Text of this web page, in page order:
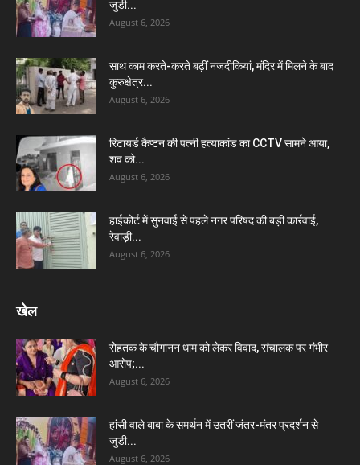
जुड़ी...
August 6, 2026
साथ काम करते-करते बढ़ीं नजदीकियां, मंदिर में मिलने के बाद
कुरुक्षेत्र...
August 6, 2026
रिटायर्ड कैप्टन की पत्नी हत्याकांड का CCTV सामने आया,
शव को...
August 6, 2026
हाईकोर्ट में सुनवाई से पहले नगर परिषद की बड़ी कार्रवाई,
रेवाड़ी...
August 6, 2026
खेल
रोहतक के चौगानन धाम को लेकर विवाद, संचालक पर गंभीर
आरोप;...
August 6, 2026
हांसी वाले बाबा के समर्थन में उतरीं जंतर-मंतर प्रदर्शन से
जुड़ी...
August 6, 2026